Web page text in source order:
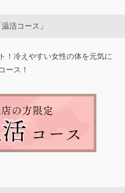
活コース」
！冷えやすい女性の体を元気に
ース！